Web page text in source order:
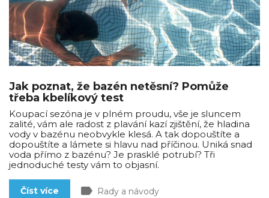
Jak poznat, že bazén netěsní? Pomůže
třeba kbelíkový test
Koupací sezóna je v plném proudu, vše je sluncem
zalité, vám ale radost z plavání kazí zjištění, že hladina
vody v bazénu neobvykle klesá. A tak dopouštíte a
dopouštíte a lámete si hlavu nad příčinou. Uniká snad
voda přímo z bazénu? Je prasklé potrubí? Tři
jednoduché testy vám to objasní.
Číst více label Rady a návody